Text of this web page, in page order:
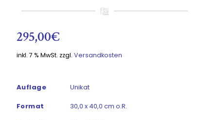
295,00€
inkl. 7 % MwSt. zzgl. Versandkosten
Auflage Unikat
Format 30,0 x 40,0 cm o.R.